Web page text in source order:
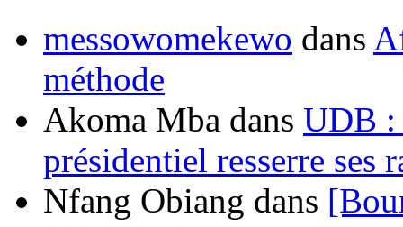
messowomekewo dans
méthode
Akoma Mba dans UDB :
présidentiel resserre ses
Nfang Obiang dans